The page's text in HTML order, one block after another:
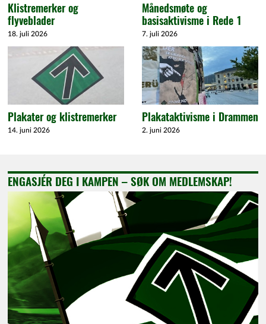
Klistremerker og
flyveblader
18. juli 2026
Månedsmøte og
basisaktivisme i Rede 1
7. juli 2026
Plakater og klistremerker
14. juni 2026
Plakataktivisme i Drammen
2. juni 2026
ENGASJÉR DEG I KAMPEN – SØK OM MEDLEMSKAP!